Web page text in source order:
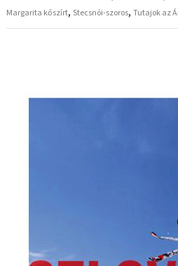
Margarita kőszírt, Stecsnói-szoros,Tutajok az